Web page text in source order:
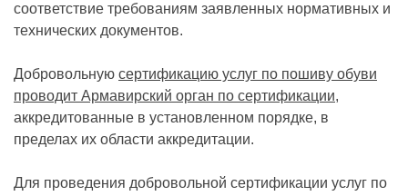
соответствие требованиям заявленных нормативных и
технических документов.
Добровольную сертификацию услуг по пошиву обуви
проводит Армавирский орган по сертификации,
аккредитованные в установленном порядке, в
пределах их области аккредитации.
Для проведения добровольной сертификации услуг по